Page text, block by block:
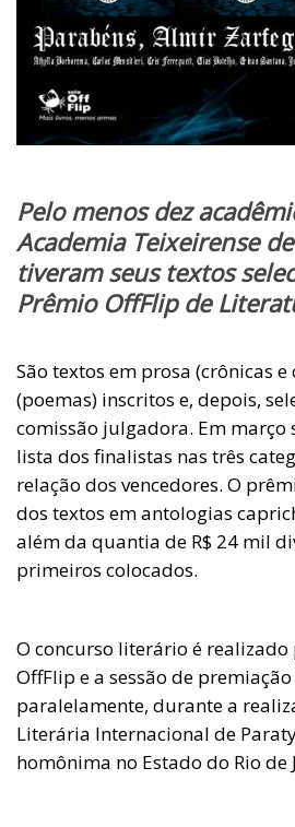
Pelo menos dez
Academia Teixeirense
tiveram seus textos
Prêmio OffFlip de
São textos em prosa (crônicas e
(poemas) inscritos e, depois,
comissão julgadora. Em março
lista dos finalistas nas três
relação dos vencedores. O
dos textos em antologias
além da quantia de R$ 24 mil
primeiros colocados.
O concurso literário é
OffFlip e a sessão de premiação
paralelamente, durante a
Literária Internacional de
homônima no Estado do Rio de